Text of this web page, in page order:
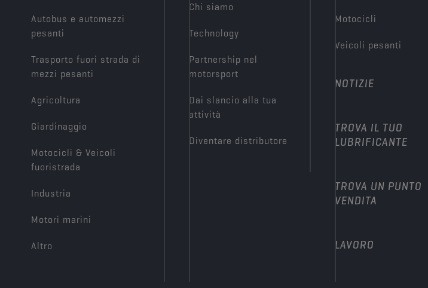
Autobus e automezzi
pesanti
Trasporto fuori strada di
mezzi pesanti
Agricoltura
Giardinaggio
Motocicli & Veicoli
fuoristrada
Industria
Motori marini
Altro
Chi siamo
Technology
Partnership nel
motorsport
Dai slancio alla tua
attività
Diventare distributore
Motocicli
Veicoli pesanti
NOTIZIE
TROVA IL TUO
LUBRIFICANTE
TROVA UN PUNTO
VENDITA
LAVORO